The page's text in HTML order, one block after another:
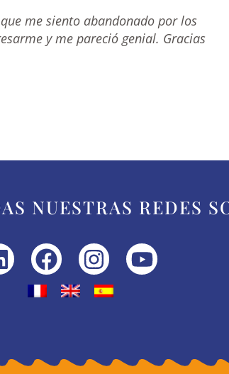
me siento abandonado por los
y me pareció genial. Gracias
NUESTRAS REDES
Facebook
Instagram
Youtube